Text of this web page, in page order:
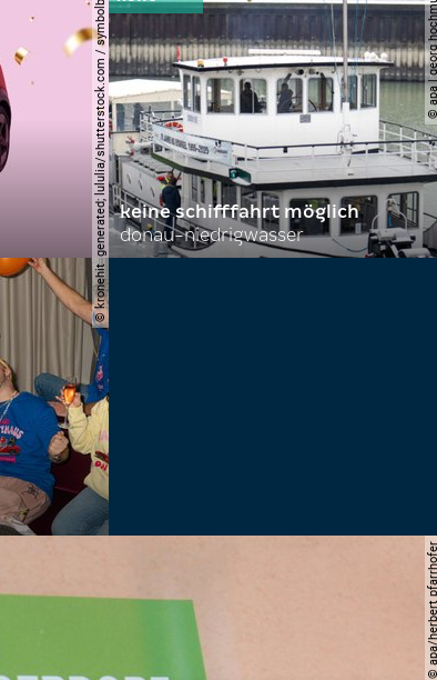
© hyundai; ki generated; lululia/shutterstock.com / symbolbild © apa |
keine schifffahrt möglich
donau-niedrigwasser
© kronehit
© apa/